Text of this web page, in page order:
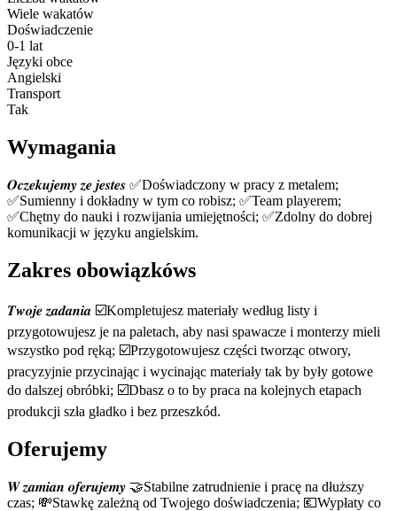
Wiele wakatów
Doświadczenie
0-1 lat
Języki obce
Angielski
Transport
Tak
Wymagania
𝑶𝒄𝒛𝒆𝒌𝒖𝒋𝒆𝒎𝒚 𝒛𝒆 𝒋𝒆𝒔𝒕𝒆𝒔 ✅Doświadczony w pracy z metalem;
✅Sumienny i dokładny w tym co robisz; ✅Team playerem;
✅Chętny do nauki i rozwijania umiejętności; ✅Zdolny do dobrej
komunikacji w języku angielskim.
Zakres obowiązkóws
𝑻𝒘𝒐𝒋𝒆 𝒛𝒂𝒅𝒂𝒏𝒊𝒂 ☑️Kompletujesz materiały według listy i
przygotowujesz je na paletach, aby nasi spawacze i monterzy mieli
wszystko pod ręką; ☑️Przygotowujesz części tworząc otwory,
pracyzyjnie przycinając i wycinając materiały tak by były gotowe
do dalszej obróbki; ☑️Dbasz o to by praca na kolejnych etapach
produkcji szła gładko i bez przeszkód.
Oferujemy
𝑾 𝒛𝒂𝒎𝒊𝒂𝒏 𝒐𝒇𝒆𝒓𝒖𝒋𝒆𝒎𝒚 🤝Stabilne zatrudnienie i pracę na dłuższy
czas; 💸Stawkę zależną od Twojego doświadczenia; 💶Wypłaty co